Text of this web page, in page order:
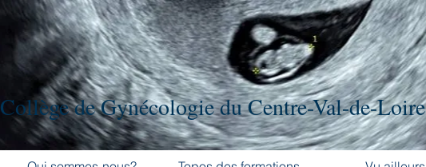
Collège de Gynécologie du Centre-Val-de-Loire